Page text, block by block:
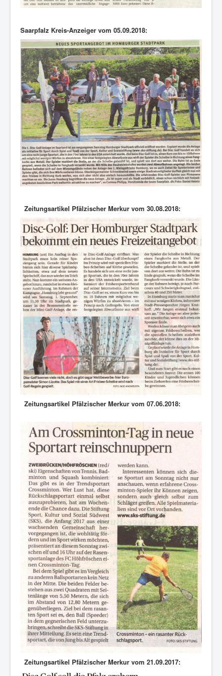
Saarpfalz Kreis-Anzeiger vom 05.09.2018:
Zeitungsartikel Pfälzischer Merkur vom 30.08.2018:
Zeitungsartikel Pfälzischer Merkur vom 07.06.2018:
Zeitungsartikel Pfälzischer Merkur vom 21.09.2017: